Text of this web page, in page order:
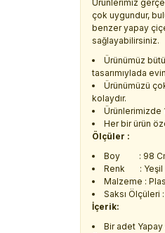
Ürünlerimiz
çok uygundur,
benzer yapay
sağlayabilirsiniz.
Ürünümüz
tasarımıylada
Ürünümüzü
kolaydır.
Ürünlerimizde
Her bir ürün
Ölçüler :
Boy : 98
Renk : Yeşil
Malzeme :
Saksı Ölçüleri
İçerik:
Bir adet